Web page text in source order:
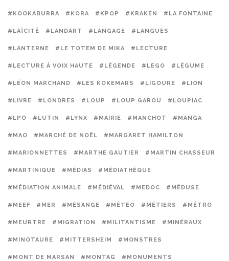
#KOOKABURRA #KORA #KPOP #KRAKEN #LA FONTAINE
#LAÏCITÉ #LANDART #LANGAGE #LANGUES
#LANTERNE #LE TOTEM DE MIKA #LECTURE
#LECTURE À VOIX HAUTE #LÉGENDE #LEGO #LÉGUME
#LÉON MARCHAND #LES KOKEMARS #LIGOURE #LION
#LIVRE #LONDRES #LOUP #LOUP GAROU #LOUPIAC
#LPO #LUTIN #LYNX #MAIRIE #MANCHOT #MANGA
#MAO #MARCHÉ DE NOËL #MARGARET HAMILTON
#MARIONNETTES #MARTHE GAUTIER #MARTIN CHASSEUR
#MARTINIQUE #MÉDIAS #MÉDIATHÈQUE
#MÉDIATION ANIMALE #MÉDIÉVAL #MEDOC #MÉDUSE
#MEEF #MER #MÉSANGE #MÉTÉO #MÉTIERS #MÉTRO
#MEURTRE #MIGRATION #MILITANTISME #MINÉRAUX
#MINOTAURE #MITTERSHEIM #MONSTRES
#MONT DE MARSAN #MONTAG #MONUMENTS